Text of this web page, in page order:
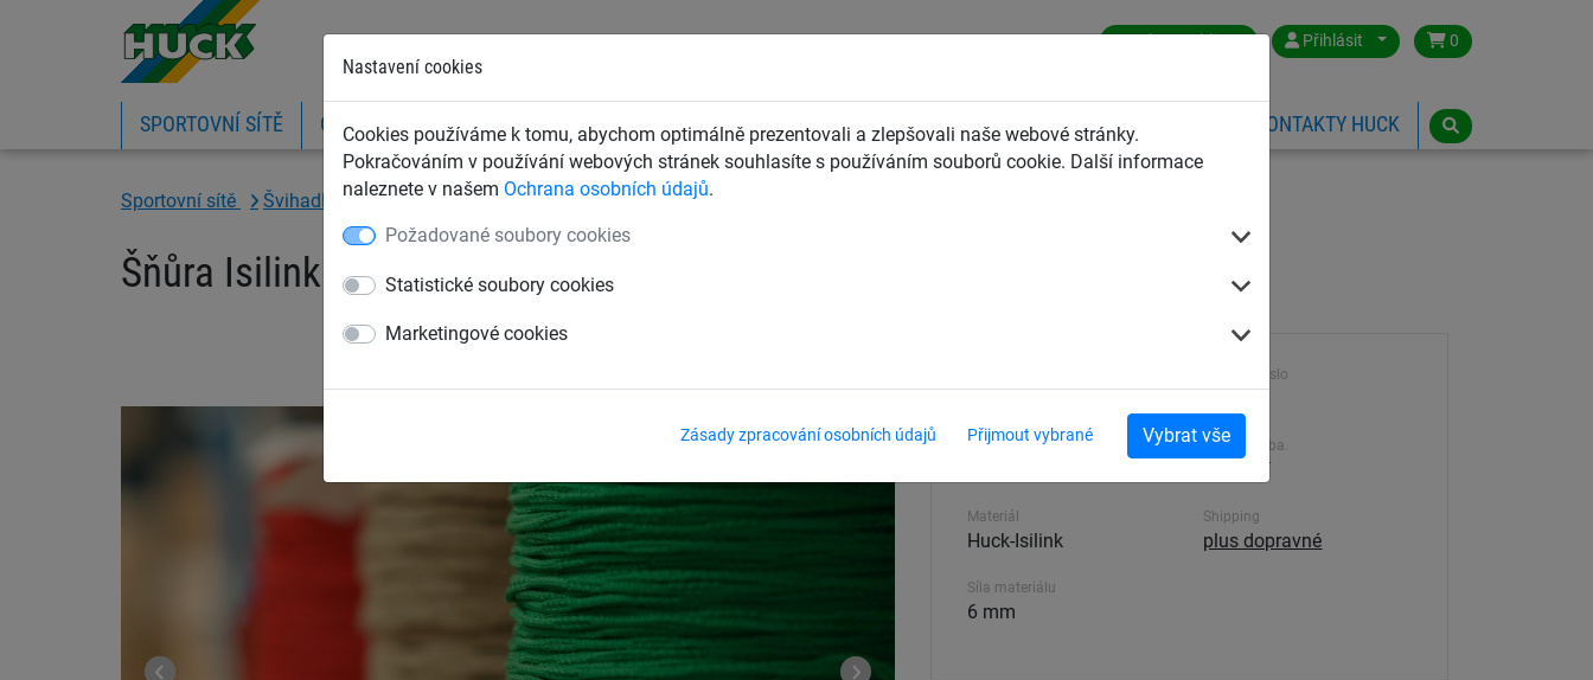
Nastavení cookies
Cookies používáme k tomu, abychom optimálně prezentovali a zlepšovali naše webové stránky.
Pokračováním v používání webových stránek souhlasíte s používáním souborů cookie. Další informace
naleznete v našem Ochrana osobních údajů.
Požadované soubory cookies
Statistické soubory cookies
Marketingové cookies
Zásady zpracování osobních údajů Přijmout vybrané Vybrat vše
Czech Republic Přihlásit 0
SPORTOVNÍ SÍTĚ OCHRANNÉ SÍTĚ A PLACHTY ZÁCHYTNÉ BEZPEČNOSTNÍ SÍTĚ DĚTSKÁ LANOVÁ HŘIŠTĚ KONTAKTY HUCK
Sportovní sítě Švihadla a lana Isilink šňůra
Šňůra Isilink PP 6 mm
Délka
Materiál
Huck-Isilink
Síla materiálu
6 mm
Výrobek číslo
Dodací doba.
7-21 dní
Shipping
plus dopravné